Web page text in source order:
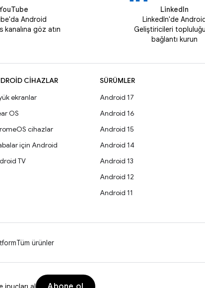
Android
kanalına göz atın
LinkedIn
LinkedIn'de
Geliştiricileri
bağlantı kurun
CIHAZLAR
ekranlar
OS
cihazlar
için Android
TV
SÜRÜMLER
Android 17
Android 16
Android 15
Android 14
Android 13
Android 12
Android 11
Tüm ürünler